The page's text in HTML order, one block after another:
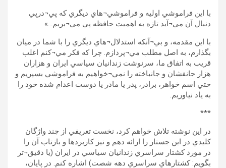
با اين فراموشي اوليه و فراموشي¬هاي ديگري که پي¬درپي
دنبال آن مي¬آيد تازه به اهميت حافظه پي مي¬بريم…»
با اين مقدمه، و بي¬آنکه استدلال¬هاي ديگري را با شما در ميان
بگذارم، به اصل مطلب مي¬پردازم. چرا که فکر مي¬کنم اغلب
قريب به اتفاق ما، سرنوشت زندانيان سياسي ايران و هزاران
هزار جانفشان و جانباخته را نمي¬خواهيم به فراموشي بسپريم و
حتي اسم خواهر، برادر، پدر يا مادر يا دوست اعدام شده خود را
به ياد نياوريم.
***
در اين نوشته تلاش خواهم کرد، نخست تعريفي از چند واژگان
کليدي در اين جستار را ارائه دهم و نيز کاربردها و بازتاب آن را
در مورد کشتار سراسري زندانيان سياسي در ايران (يا دقيق¬تر
بگويم: کشتارهاي سراسري دهه شصت) اشاره کنم. در پايان،